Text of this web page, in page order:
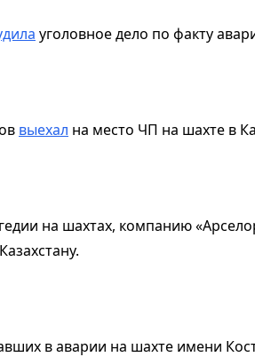
уголовное дело по факту
выехал на место ЧП на шахте в
на шахтах, компанию
Казахстану.
в аварии на шахте имени